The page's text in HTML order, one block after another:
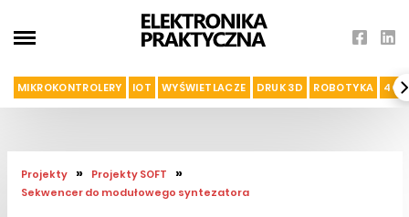
MIKROKONTROLERY IOT WYŚWIETLACZE DRUK 3D ROBOTYKA 4G I
Projekty » Projekty SOFT »
Sekwencer do modułowego syntezatora